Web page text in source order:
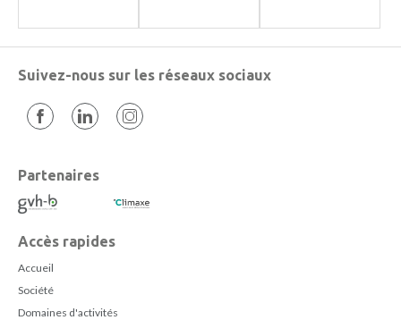
Suivez-nous sur les réseaux sociaux
Partenaires
Accès rapides
Accueil
Société
Domaines d'activités